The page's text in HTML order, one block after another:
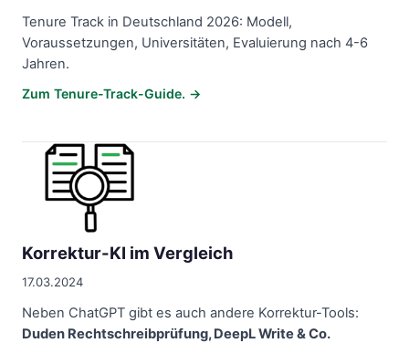
Tenure Track in Deutschland 2026: Modell,
Voraussetzungen, Universitäten, Evaluierung nach 4-6
Jahren.
Zum Tenure-Track-Guide. →
Korrektur-KI im Vergleich
Korrektur-KI im Vergleich
17.03.2024
Neben ChatGPT gibt es auch andere Korrektur-Tools:
Duden Rechtschreibprüfung, DeepL Write & Co.